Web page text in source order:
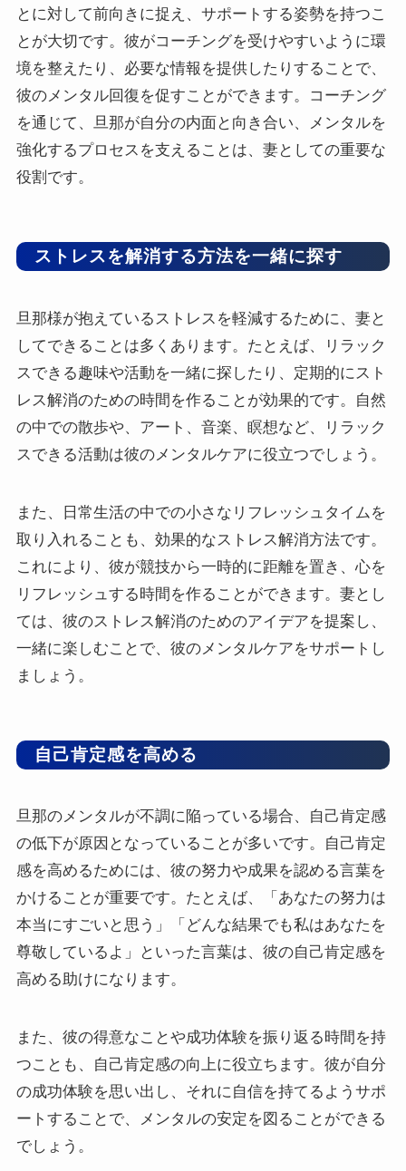
とに対して前向きに捉え、サポートする姿勢を持つこ
とが大切です。彼がコーチングを受けやすいように環
境を整えたり、必要な情報を提供したりすることで、
彼のメンタル回復を促すことができます。コーチング
を通じて、旦那が自分の内面と向き合い、メンタルを
強化するプロセスを支えることは、妻としての重要な
役割です。
ストレスを解消する方法を一緒に探す
旦那様が抱えているストレスを軽減するために、妻と
してできることは多くあります。たとえば、リラック
スできる趣味や活動を一緒に探したり、定期的にスト
レス解消のための時間を作ることが効果的です。自然
の中での散歩や、アート、音楽、瞑想など、リラック
スできる活動は彼のメンタルケアに役立つでしょう。
また、日常生活の中での小さなリフレッシュタイムを
取り入れることも、効果的なストレス解消方法です。
これにより、彼が競技から一時的に距離を置き、心を
リフレッシュする時間を作ることができます。妻とし
ては、彼のストレス解消のためのアイデアを提案し、
一緒に楽しむことで、彼のメンタルケアをサポートし
ましょう。
自己肯定感を高める
旦那のメンタルが不調に陥っている場合、自己肯定感
の低下が原因となっていることが多いです。自己肯定
感を高めるためには、彼の努力や成果を認める言葉を
かけることが重要です。たとえば、「あなたの努力は
本当にすごいと思う」「どんな結果でも私はあなたを
尊敬しているよ」といった言葉は、彼の自己肯定感を
高める助けになります。
また、彼の得意なことや成功体験を振り返る時間を持
つことも、自己肯定感の向上に役立ちます。彼が自分
の成功体験を思い出し、それに自信を持てるようサポ
ートすることで、メンタルの安定を図ることができる
でしょう。